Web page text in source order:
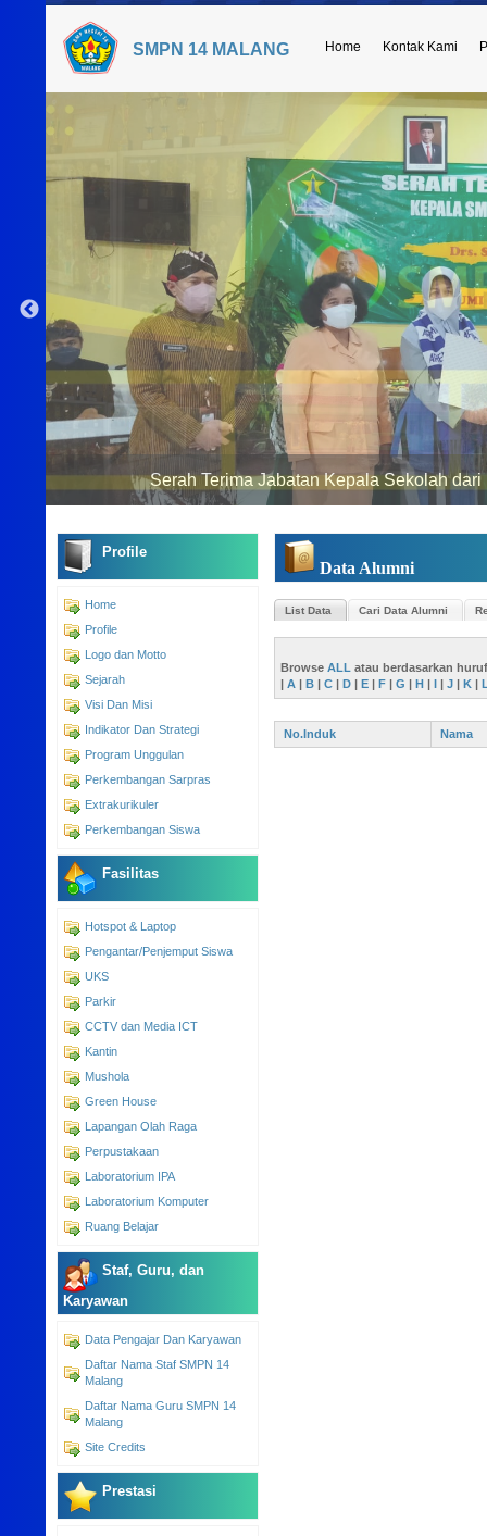
SMPN 14 MALANG Home Kontak Kami
Serah Terima Jabatan Kepala Sekolah
Profile
Home
Profile
Logo dan Motto
Sejarah
Visi Dan Misi
Indikator Dan Strategi
Program Unggulan
Perkembangan Sarpras
Extrakurikuler
Perkembangan Siswa
Fasilitas
Hotspot & Laptop
Pengantar/Penjemput Siswa
UKS
Parkir
CCTV dan Media ICT
Kantin
Mushola
Green House
Lapangan Olah Raga
Perpustakaan
Laboratorium IPA
Laboratorium Komputer
Ruang Belajar
Staf, Guru, dan
Karyawan
Data Pengajar Dan Karyawan
Daftar Nama Staf SMPN 14
Malang
Daftar Nama Guru SMPN 14
Malang
Site Credits
Prestasi
Data Alumni
List Data Cari Data Alumni
BrowseALL atau berdasarkan
|A |B |C |D |E |F |G |H |I |J |K |
No.Induk Nama